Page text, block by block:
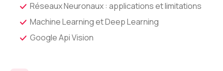
Réseaux Neuronaux : applications et limitations
Machine Learning et Deep Learning
Google Api Vision